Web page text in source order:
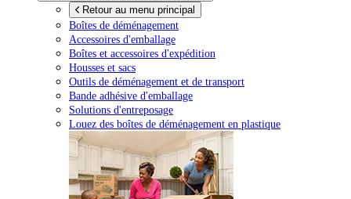
Retour au menu principal
Boîtes de déménagement
Accessoires d'emballage
Boîtes et accessoires d'expédition
Housses et sacs
Outils de déménagement et de transport
Bande adhésive d'emballage
Solutions d'entreposage
Louez des boîtes de déménagement en plastique